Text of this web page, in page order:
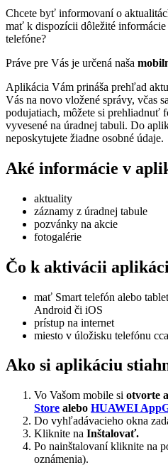
Chcete byť informovaní o
mať k dispozícii dôležité informácie
telefóne?
Práve pre Vás je určená naša
Aplikácia Vám prináša prehľad
Vás na novo vložené správy, včas
podujatiach, môžete si prehliadnuť
vyvesené na úradnej tabuli. Do
neposkytujete žiadne osobné údaje.
Aké informácie v
aktuality
záznamy z úradnej tabule
pozvánky na akcie
fotogalérie
Čo k aktivácii
mať Smart telefón alebo
Android či iOS
prístup na internet
miesto v úložisku telefónu
Ako si aplikáciu
Vo Vašom mobile si otvorte
Store alebo HUAWEI
Do vyhľadávacieho okna
Kliknite na Inštalovať.
Po nainštalovaní kliknite na
oznámenia).